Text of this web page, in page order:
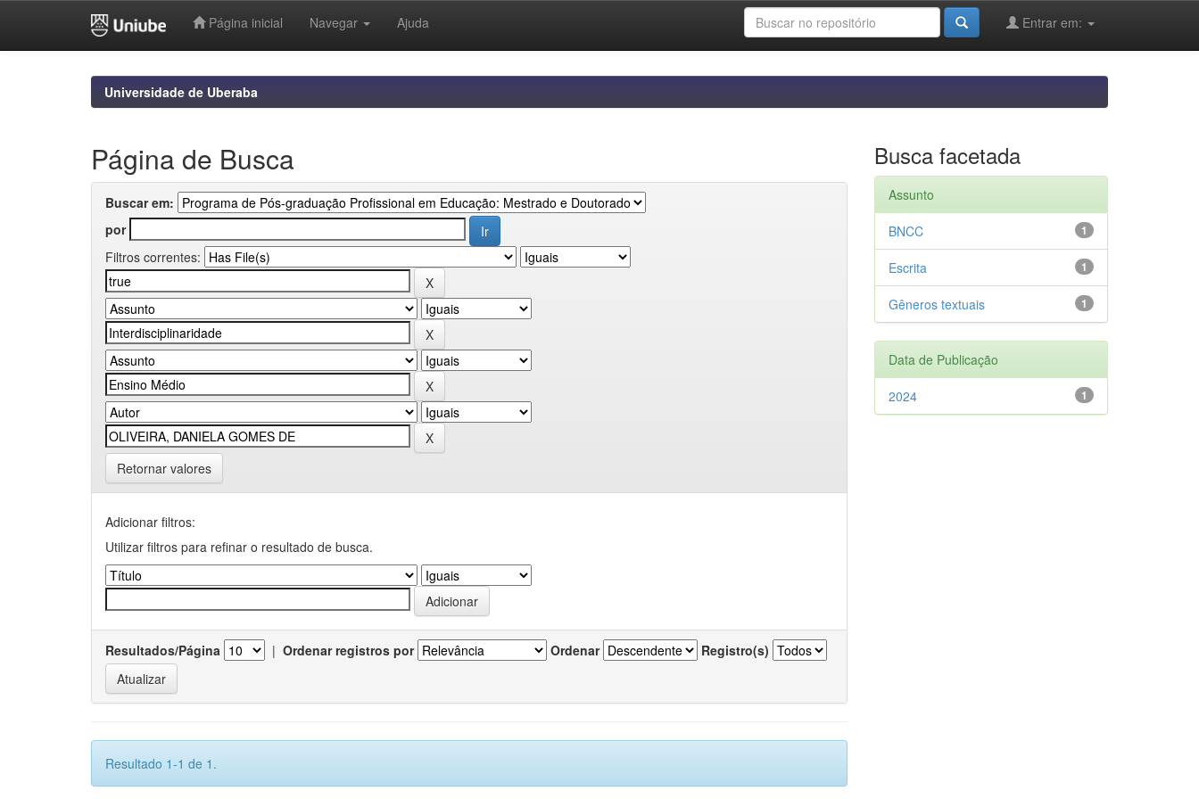
Página inicial Navegar Ajuda Entrar em:
Universidade de Uberaba
Página de Busca
Buscar em:
por
Filtros correntes:
Retornar valores
Adicionar filtros:
Utilizar filtros para refinar o resultado de busca.
Resultados/Página | Ordenar registros por Ordenar Registro(s)
Resultado 1-1 de 1.
Busca facetada
Assunto
1
BNCC
1
Escrita
1
Gêneros textuais
Data de Publicação
1
2024